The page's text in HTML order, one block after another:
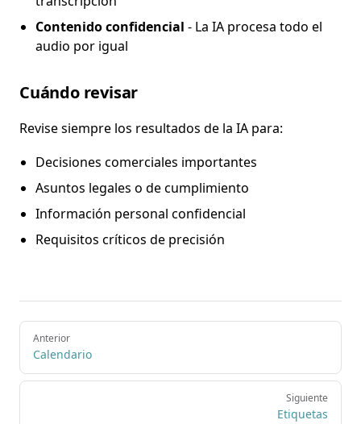
Contenido confidencial - La IA procesa todo el
audio por igual
Cuándo revisar
Revise siempre los resultados de la IA para:
Decisiones comerciales importantes
Asuntos legales o de cumplimiento
Información personal confidencial
Requisitos críticos de precisión
PagerAnterior
Calendario
Siguiente
Etiquetas